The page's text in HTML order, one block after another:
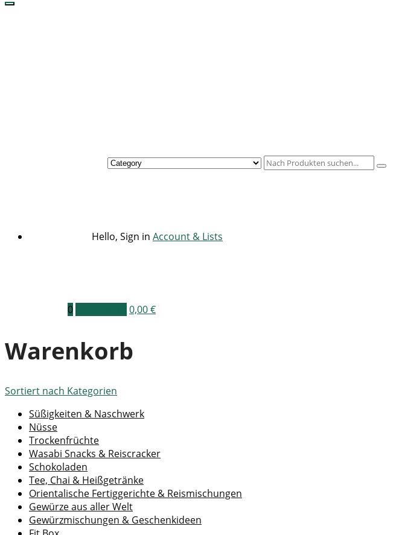
Hello, Sign in Account & Lists
0 0,00€
Warenkorb
Sortiert nach Kategorien
Süßigkeiten & Naschwerk
Nüsse
Trockenfrüchte
Wasabi Snacks & Reiscracker
Schokoladen
Tee, Chai & Heißgetränke
Orientalische Fertiggerichte & Reismischungen
Gewürze aus aller Welt
Gewürzmischungen & Geschenkideen